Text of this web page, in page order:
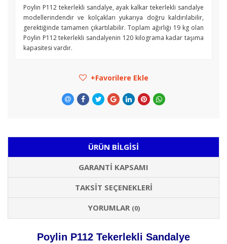
Poylin P112 tekerlekli sandalye, ayak kalkar tekerlekli sandalye
modellerindendir ve kolçakları yukarıya doğru kaldırılabilir,
gerektiğinde tamamen çıkartılabilir. Toplam ağırlığı 19 kg olan
Poylin P112 tekerlekli sandalyenin 120 kilograma kadar taşıma
kapasitesi vardır.
Favorilere Ekle
ÜRÜN BILGISI
GARANTI KAPSAMI
TAKSIT SEÇENEKLERI
YORUMLAR (0)
Poylin P112 Tekerlekli Sandalye